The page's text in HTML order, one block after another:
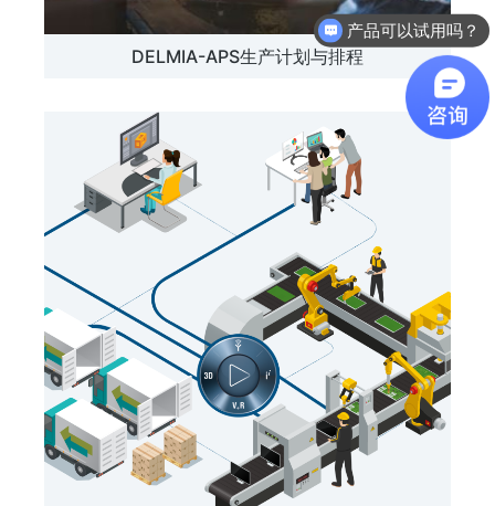
DELMIA-APS生产计划与排程
软件有折扣吗？